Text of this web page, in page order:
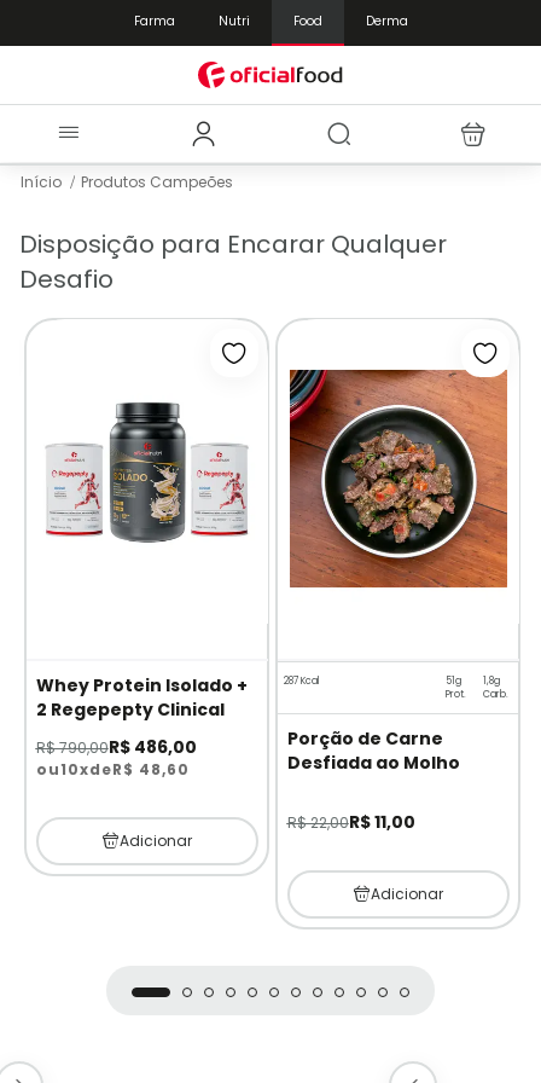
Farma Nutri Food Derma
Início Produtos Campeões
Disposição para Encarar Qualquer
Desafio
à lista de desejos
Whey Protein Isolado +
2 Regepepty Clinical
R$ 790,00R$ 486,00
ou10xdeR$ 48,60
Adicionar à lista de desejos
Adicionar
287 Kcal
51g
Prot.
1,8g
Carb.
Porção de Carne
Desfiada ao Molho
R$ 22,00R$ 11,00
Adicionar